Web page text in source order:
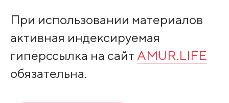
При использовании материалов
активная индексируемая
гиперссылка на сайт AMUR.LIFE
обязательна.